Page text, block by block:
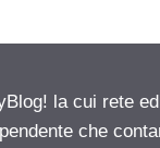
la cui rete
che